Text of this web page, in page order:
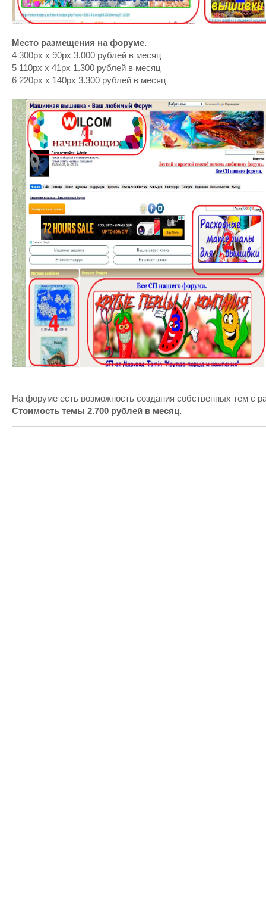
Место размещения на форуме.
4 300px x 90px 3.000 рублей в месяц
5 110px x 41px 1.300 рублей в месяц
6 220px x 140px 3.300 рублей в месяц
На форуме есть возможность создания собственных тем с
Стоимость темы 2.700 рублей в месяц.